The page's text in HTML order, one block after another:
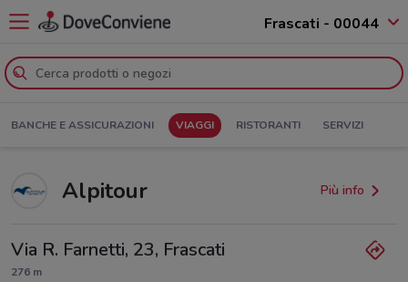
Frascati - 00044
BANCHE E ASSICURAZIONI VIAGGI RISTORANTI SERVIZI
Alpitour Più info
Via R. Farnetti, 23, Frascati
276 m